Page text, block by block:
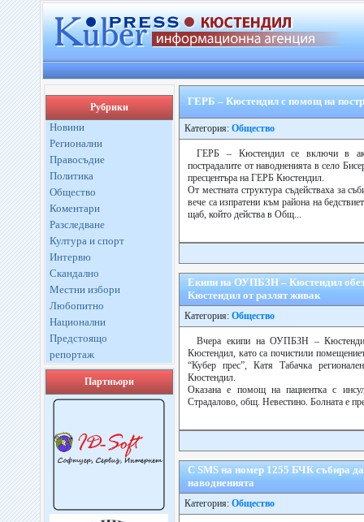
Рубрики
Новини
Регионални
Правосъдие
Политика
Общество
Коментари
Разследване
Култура и спорт
Интервю
Скандално
Местни избори
Любопитно
Национални
Предстоящо
репортаж
Партньори
ГЕРБ – Кюстендил с помощ на
Категория: Общество
ГЕРБ – Кюстендил се включи в
пострадалите от наводненията в село
пресцентъра на ГЕРБ Кюстендил.
От местната структура съдействаха за
вече са изпратени към района на
щаб, който действа в Общ...
Екипи на ОУПБЗН – Кюстендил
Кюстендил от разлят живак
Категория: Общество
Вчера екипи на ОУПБЗН –
Кюстендил, като са почистили
“Кубер прес”, Катя Табачка
Кюстендил.
Оказана е помощ на пациентка с
Страдалово, общ. Невестино. Болната е
С SMS на номер 1255 БЧК събира
наводненията
Категория: Общество